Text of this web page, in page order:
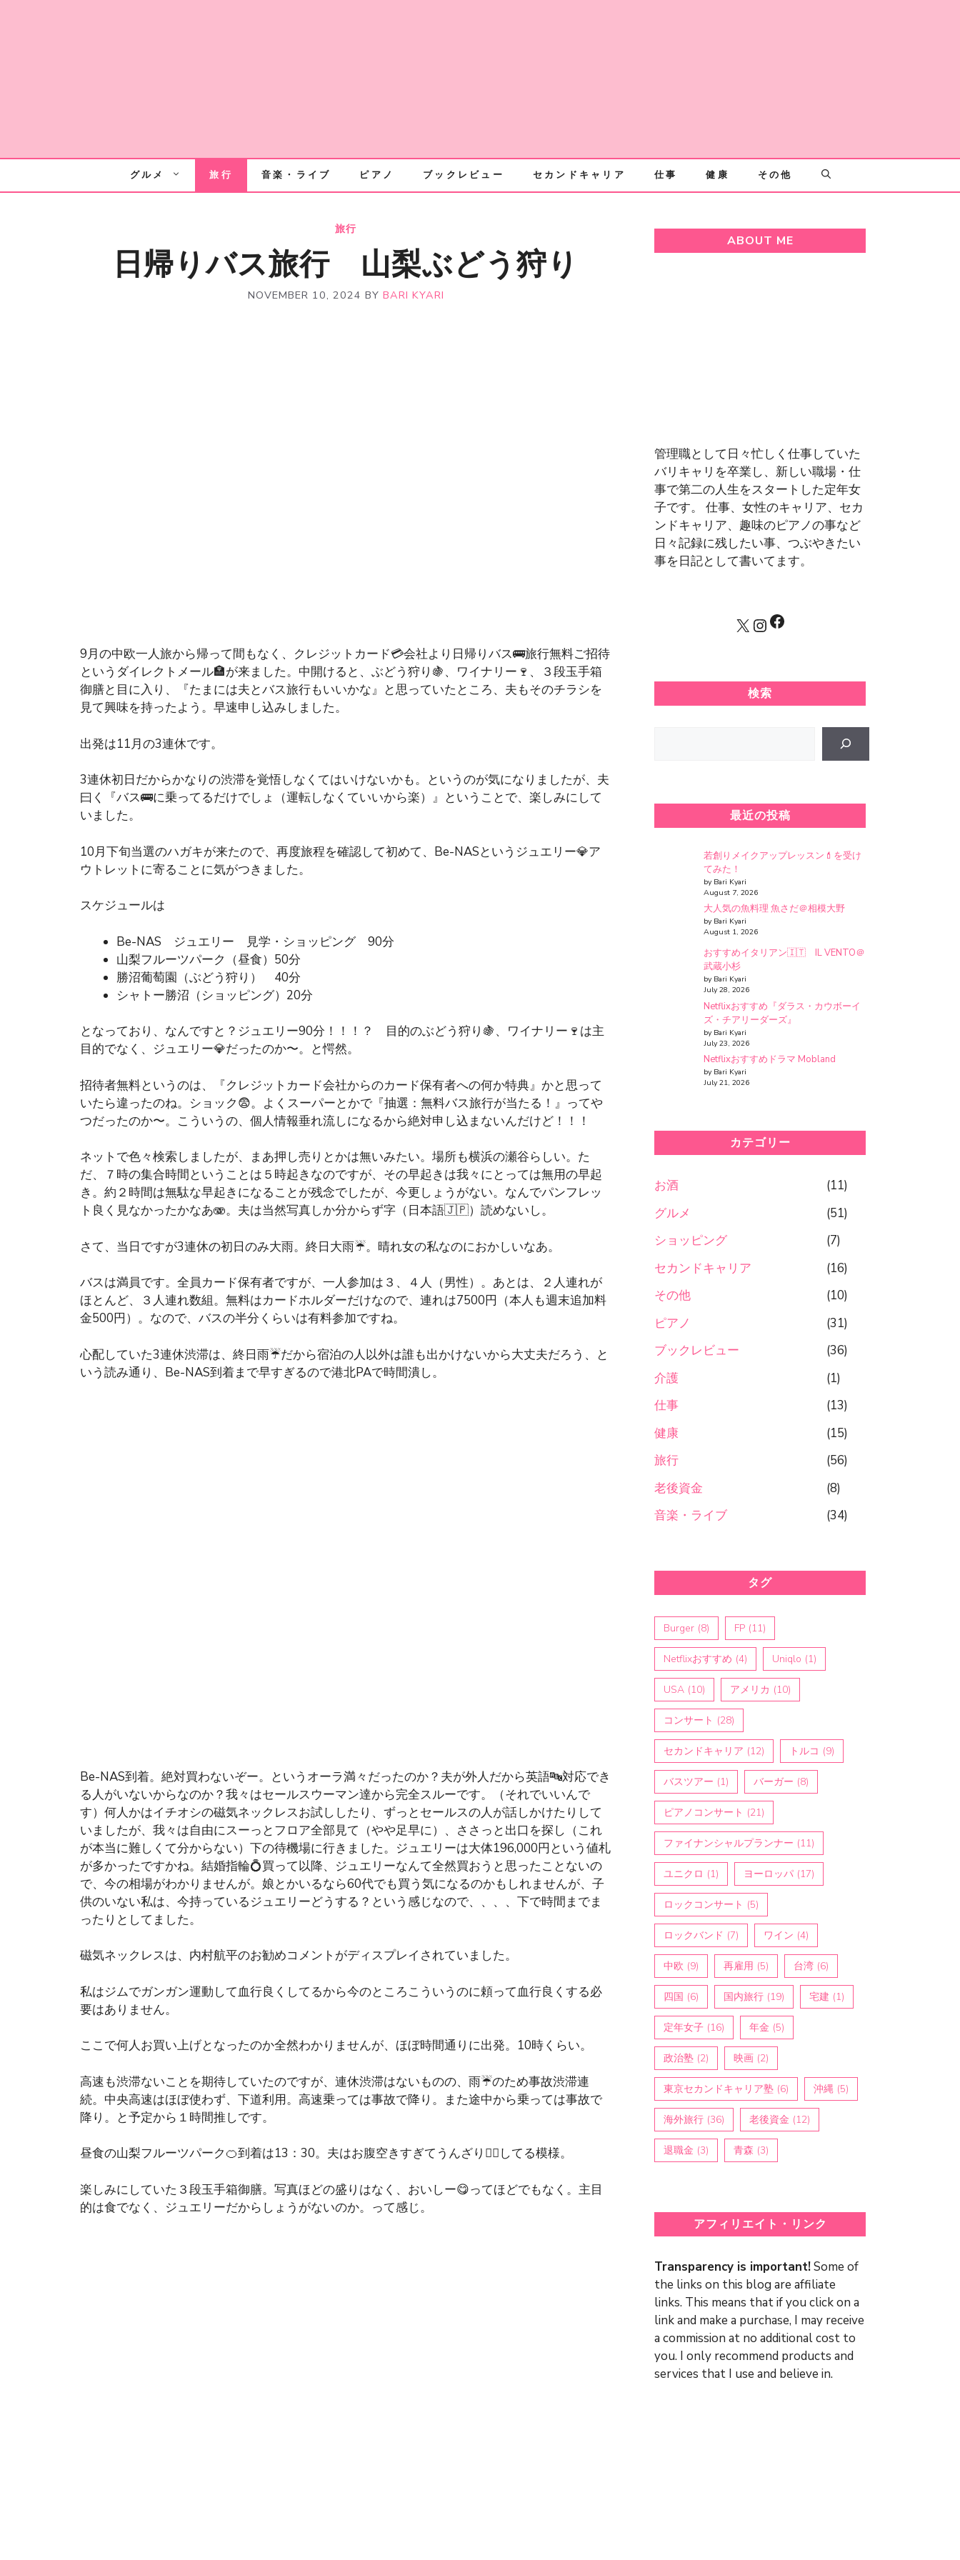
グルメ 旅行 音楽・ライブ ピアノ ブックレビュー セカンドキャリア 仕事 健康 その他
旅行
日帰りバス旅行 山梨ぶどう狩り
NOVEMBER 10, 2024 BY BARI KYARI
9月の中欧一人旅から帰って間もなく、クレジットカード💳会社より日帰りバス🚌旅行無料ご招待
というダイレクトメール🏣が来ました。中開けると、ぶどう狩り🍇、ワイナリー🍷、３段玉手箱
御膳と目に入り、『たまには夫とバス旅行もいいかな』と思っていたところ、夫もそのチラシを
見て興味を持ったよう。早速申し込みしました。
出発は11月の3連休です。
3連休初日だからかなりの渋滞を覚悟しなくてはいけないかも。というのが気になりましたが、夫
曰く『バス🚌に乗ってるだけでしょ（運転しなくていいから楽）』ということで、楽しみにして
いました。
10月下旬当選のハガキが来たので、再度旅程を確認して初めて、Be-NASというジュエリー💎ア
ウトレットに寄ることに気がつきました。
スケジュールは
Be-NAS ジュエリー 見学・ショッピング 90分
山梨フルーツパーク（昼食）50分
勝沼葡萄園（ぶどう狩り） 40分
シャトー勝沼（ショッピング）20分
となっており、なんですと？ジュエリー90分！！！？ 目的のぶどう狩り🍇、ワイナリー🍷は主
目的でなく、ジュエリー💎だったのか〜。と愕然。
招待者無料というのは、『クレジットカード会社からのカード保有者への何か特典』かと思って
いたら違ったのね。ショック😨。よくスーパーとかで『抽選：無料バス旅行が当たる！』ってや
つだったのか〜。こういうの、個人情報垂れ流しになるから絶対申し込まないんだけど！！！
ネットで色々検索しましたが、まあ押し売りとかは無いみたい。場所も横浜の瀬谷らしい。た
だ、７時の集合時間ということは５時起きなのですが、その早起きは我々にとっては無用の早起
き。約２時間は無駄な早起きになることが残念でしたが、今更しょうがない。なんでパンフレッ
ト良く見なかったかなあ🫨。夫は当然写真しか分からず字（日本語🇯🇵）読めないし。
さて、当日ですが3連休の初日のみ大雨。終日大雨☔️。晴れ女の私なのにおかしいなあ。
バスは満員です。全員カード保有者ですが、一人参加は３、４人（男性）。あとは、２人連れが
ほとんど、３人連れ数組。無料はカードホルダーだけなので、連れは7500円（本人も週末追加料
金500円）。なので、バスの半分くらいは有料参加ですね。
心配していた3連休渋滞は、終日雨☔️だから宿泊の人以外は誰も出かけないから大丈夫だろう、と
いう読み通り、Be-NAS到着まで早すぎるので港北PAで時間潰し。
Be-NAS到着。絶対買わないぞー。というオーラ満々だったのか？夫が外人だから英語🔤対応でき
る人がいないからなのか？我々はセールスウーマン達から完全スルーです。（それでいいんで
す）何人かはイチオシの磁気ネックレスお試ししたり、ずっとセールスの人が話しかけたりして
いましたが、我々は自由にスーっとフロア全部見て（やや足早に）、ささっと出口を探し（これ
が本当に難しくて分からない）下の待機場に行きました。ジュエリーは大体196,000円という値札
が多かったですかね。結婚指輪💍買って以降、ジュエリーなんて全然買おうと思ったことないの
で、今の相場がわかりませんが。娘とかいるなら60代でも買う気になるのかもしれませんが、子
供のいない私は、今持っているジュエリーどうする？という感じなので、、、、下で時間までま
ったりとしてました。
磁気ネックレスは、内村航平のお勧めコメントがディスプレイされていました。
私はジムでガンガン運動して血行良くしてるから今のところこういうのに頼って血行良くする必
要はありません。
ここで何人お買い上げとなったのか全然わかりませんが、ほぼ時間通りに出発。10時くらい。
高速も渋滞ないことを期待していたのですが、連休渋滞はないものの、雨☔️のため事故渋滞連
続。中央高速はほぼ使わず、下道利用。高速乗っては事故で降り。また途中から乗っては事故で
降り。と予定から１時間推しです。
昼食の山梨フルーツパーク🍊到着は13：30。夫はお腹空きすぎてうんざり😮‍💨してる模様。
楽しみにしていた３段玉手箱御膳。写真ほどの盛りはなく、おいしー😋ってほどでもなく。主目
的は食でなく、ジュエリーだからしょうがないのか。って感じ。
ABOUT ME
管理職として日々忙しく仕事していた
バリキャリを卒業し、新しい職場・仕
事で第二の人生をスタートした定年女
子です。 仕事、女性のキャリア、セカ
ンドキャリア、趣味のピアノの事など
日々記録に残したい事、つぶやきたい
事を日記として書いてます。
X Instagram
Facebook
検索
最近の投稿
若創りメイクアップレッスン💄を受け
てみた！
by Bari Kyari
August 7, 2026
大人気の魚料理 魚さだ＠相模大野
by Bari Kyari
August 1, 2026
おすすめイタリアン🇮🇹 IL VENTO＠
武蔵小杉
by Bari Kyari
July 28, 2026
Netflixおすすめ『ダラス・カウボーイ
ズ・チアリーダーズ』
by Bari Kyari
July 23, 2026
Netflixおすすめドラマ Mobland
by Bari Kyari
July 21, 2026
カテゴリー
お酒
(11)
グルメ
(51)
ショッピング
(7)
セカンドキャリア
(16)
その他
(10)
ピアノ
(31)
ブックレビュー
(36)
介護
(1)
仕事
(13)
健康
(15)
旅行
(56)
老後資金
(8)
音楽・ライブ
(34)
タグ
Burger (8) FP (11)
Netflixおすすめ (4) Uniqlo (1)
USA (10) アメリカ (10)
コンサート (28)
セカンドキャリア (12) トルコ (9)
バスツアー (1) バーガー (8)
ピアノコンサート (21)
ファイナンシャルプランナー (11)
ユニクロ (1) ヨーロッパ (17)
ロックコンサート (5)
ロックバンド (7) ワイン (4)
中欧 (9) 再雇用 (5) 台湾 (6)
四国 (6) 国内旅行 (19) 宅建 (1)
定年女子 (16) 年金 (5)
政治塾 (2) 映画 (2)
東京セカンドキャリア塾 (6) 沖縄 (5)
海外旅行 (36) 老後資金 (12)
退職金 (3) 青森 (3)
アフィリエイト・リンク
Transparency is important!Some of
the links on this blog are affiliate
links. This means that if you click on a
link and make a purchase, I may receive
a commission at no additional cost to
you. I only recommend products and
services that I use and believe in.